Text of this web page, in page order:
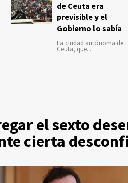
de Ceuta era
previsible y el
Gobierno lo sabía
La ciudad autónoma de
Ceuta, que...
el sexto
cierta